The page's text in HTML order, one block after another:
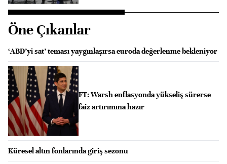
Öne Çıkanlar
‘ABD’yi sat’ teması yaygınlaşırsa euroda değerlenme bekleniyor
FT: Warsh enflasyonda yükseliş sürerse
faiz artırımına hazır
Küresel altın fonlarında giriş sezonu